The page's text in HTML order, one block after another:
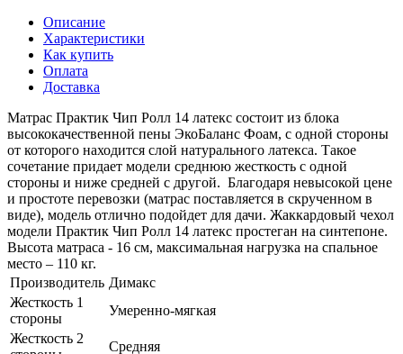
Описание
Характеристики
Как купить
Оплата
Доставка
Матрас Практик Чип Ролл 14 латекс состоит из блока
высококачественной пены ЭкоБаланс Фоам, с одной стороны
от которого находится слой натурального латекса. Такое
сочетание придает модели среднюю жесткость с одной
стороны и ниже средней с другой. Благодаря невысокой цене
и простоте перевозки (матрас поставляется в скрученном в
виде), модель отлично подойдет для дачи. Жаккардовый чехол
модели Практик Чип Ролл 14 латекс простеган на синтепоне.
Высота матраса - 16 см, максимальная нагрузка на спальное
место – 110 кг.
Производитель Димакс
Жесткость 1
стороны
Умеренно-мягкая
Жесткость 2
Средняя